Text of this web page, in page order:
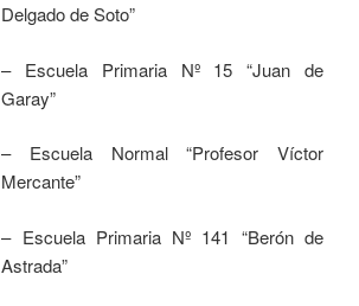
Delgado de Soto”
– Escuela Primaria Nº 15 “Juan de
Garay”
– Escuela Normal “Profesor Víctor
Mercante”
– Escuela Primaria Nº 141 “Berón de
Astrada”